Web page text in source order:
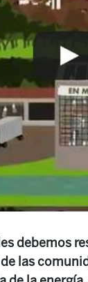
debemos
las